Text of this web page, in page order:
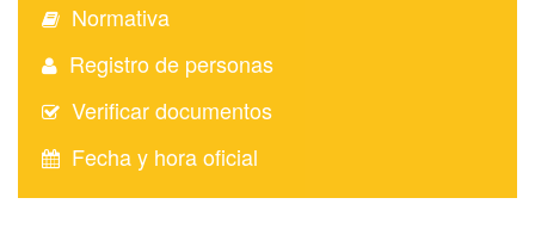
Normativa
Registro de personas
Verificar documentos
Fecha y hora oficial